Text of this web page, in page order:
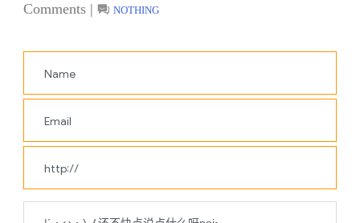
Comments | NOTHING